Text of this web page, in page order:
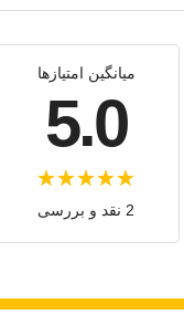
میانگین امتیازها
5.0
2 نقد و بررسی‌‌